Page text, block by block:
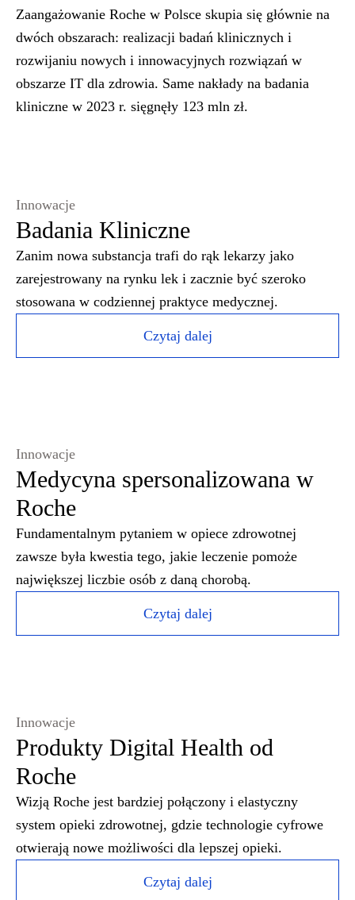
Zaangażowanie Roche w Polsce skupia się głównie na
dwóch obszarach: realizacji badań klinicznych i
rozwijaniu nowych i innowacyjnych rozwiązań w
obszarze IT dla zdrowia. Same nakłady na badania
kliniczne w 2023 r. sięgnęły 123 mln zł.
Innowacje
Badania Kliniczne
Zanim nowa substancja trafi do rąk lekarzy jako
zarejestrowany na rynku lek i zacznie być szeroko
stosowana w codziennej praktyce medycznej.
Czytaj dalej
Innowacje
Medycyna spersonalizowana w
Roche
Fundamentalnym pytaniem w opiece zdrowotnej
zawsze była kwestia tego, jakie leczenie pomoże
największej liczbie osób z daną chorobą.
Czytaj dalej
Innowacje
Produkty Digital Health od
Roche
Wizją Roche jest bardziej połączony i elastyczny
system opieki zdrowotnej, gdzie technologie cyfrowe
otwierają nowe możliwości dla lepszej opieki.
Czytaj dalej